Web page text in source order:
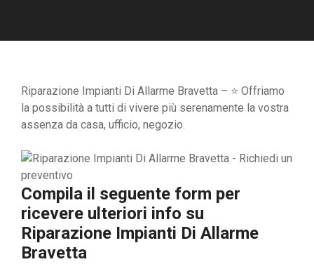
Riparazione Impianti Di Allarme Bravetta – ⭐ Offriamo
la possibilità a tutti di vivere più serenamente la vostra
assenza da casa, ufficio, negozio.
Compila il seguente form per
ricevere ulteriori info su
Riparazione Impianti Di Allarme
Bravetta